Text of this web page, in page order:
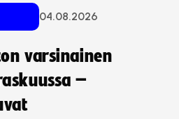
04.08.2026
varsinainen
–